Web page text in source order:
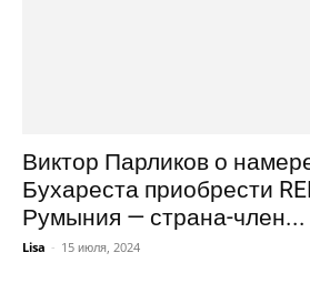
Виктор Парликов о
Бухареста приобрести
Румыния — страна-член...
Lisa - 15 июля, 2024